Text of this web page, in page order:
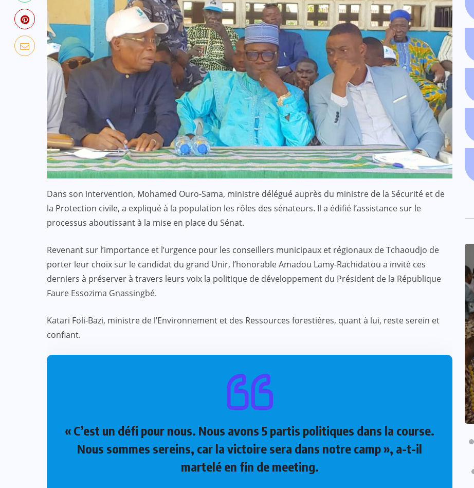
Dans son intervention, Mohamed Ouro-Sama, ministre délégué auprès du ministre de la Sécurité et de
la Protection civile, a expliqué à la population les rôles des sénateurs. Il a édifié l’assistance sur le
processus aboutissant à la mise en place du Sénat.
Revenant sur l’importance et l’urgence pour les conseillers municipaux et régionaux de Tchaoudjo de
porter leur choix sur le candidat du grand Unir, l’honorable Amadou Lamy-Rachidatou a invité ces
derniers à préserver à travers leurs voix la politique de développement du Président de la République
Faure Essozima Gnassingbé.
Katari Foli-Bazi, ministre de l’Environnement et des Ressources forestières, quant à lui, reste serein et
confiant.
« C’est un défi pour nous. Nous avons 5 partis politiques dans la course.
Nous sommes sereins, car la victoire sera dans notre camp », a-t-il
martelé en fin de meeting.
ACTUALITE